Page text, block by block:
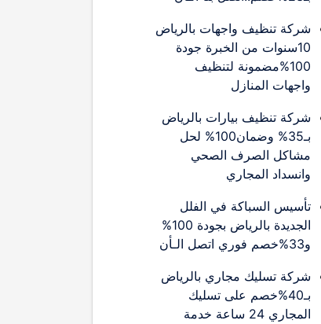
شركة تنظيف واجهات بالرياض
10سنوات من الخبرة جودة
100%مضمونة لتنظيف
واجهات المنازل
شركة تنظيف بيارات بالرياض
بـ35% وضمان100% لحل
مشاكل الصرف الصحي
وانسداد المجاري
تأسيس السباكة في الفلل
الجديدة بالرياض بجودة 100%
و33%خصم فوري اتصل الـأن
شركة تسليك مجاري بالرياض
بـ40%خصم على تسليك
المجاري 24 ساعة خدمة